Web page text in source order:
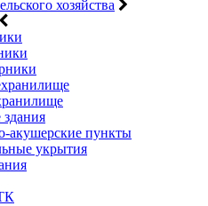
хозяйства
акушерские пункты
укрытия